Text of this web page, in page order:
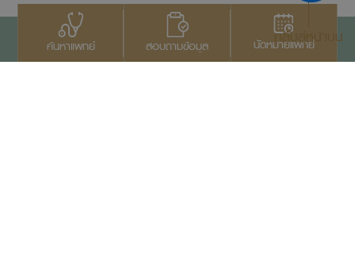
ค้นหาแพทย์ สอบถามข้อมูล นัดหมายแพทย์
กลับสู่หน้าบน